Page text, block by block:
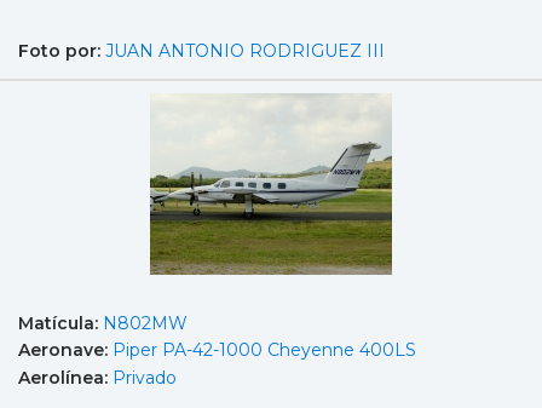
Foto por: JUAN ANTONIO RODRIGUEZ III
Matícula: N802MW
Aeronave: Piper PA-42-1000 Cheyenne 400LS
Aerolínea: Privado